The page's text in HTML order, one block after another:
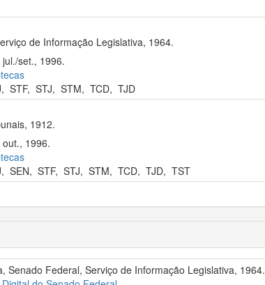
de Informação Legislativa, 1964.
set., 1996.
, STF, STJ, STM, TCD, TJD
1912.
1996.
, SEN, STF, STJ, STM, TCD, TJD, TST
Senado Federal, Serviço de Informação Legislativa, 1964.